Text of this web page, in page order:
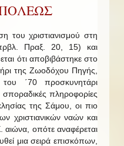
του χριστιανισμού στη
Πραξ. 20, 15) και
ότι αποβιβάστηκε στο
της Ζωοδόχου Πηγής,
΄70 προσκυνητάρι
πληροφορίες
της Σάμου, οι πιο
χριστιανικών ναών και
οπότε αναφέρεται
μια σειρά επισκόπων,